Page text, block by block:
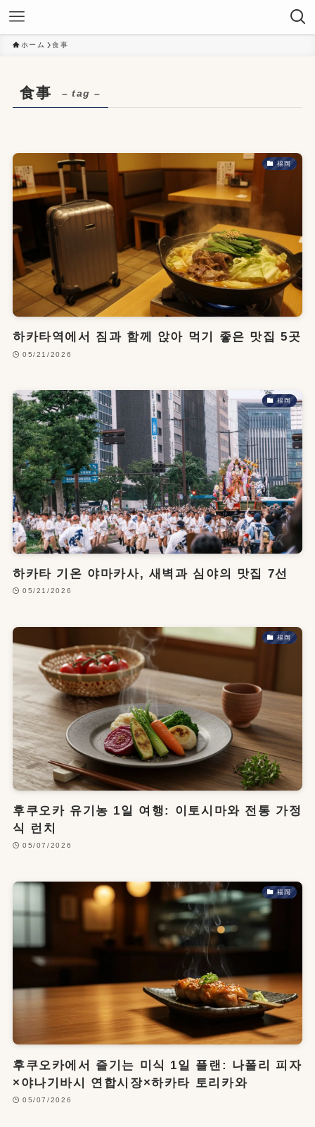
ホーム 食事
食事 – tag –
福岡
하카타역에서 짐과 함께 앉아 먹기 좋은 맛집 5곳
05/21/2026
福岡
하카타 기온 야마카사, 새벽과 심야의 맛집 7선
05/21/2026
福岡
후쿠오카 유기농 1일 여행: 이토시마와 전통 가정
식 런치
05/07/2026
福岡
후쿠오카에서 즐기는 미식 1일 플랜: 나폴리 피자
×야나기바시 연합시장×하카타 토리카와
05/07/2026